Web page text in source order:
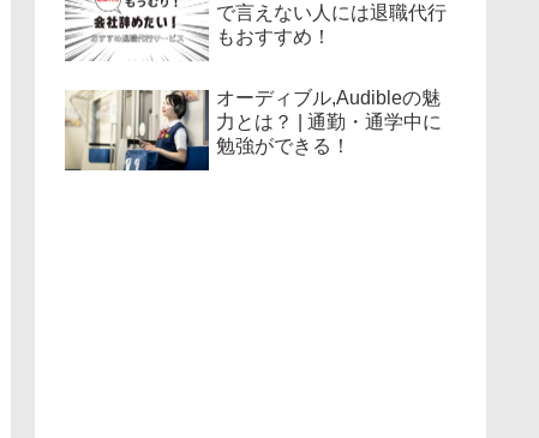
で言えない人には退職代行
もおすすめ！
オーディブル,Audibleの魅
力とは？ | 通勤・通学中に
勉強ができる！